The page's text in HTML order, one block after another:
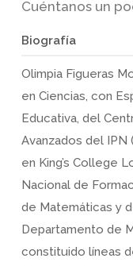
Cuéntanos un
Biografía
Olimpia Figueras
en Ciencias, con
Educativa, del
Avanzados del
en King’s College
Nacional de
de Matemáticas y
Departamento de
constituido líneas